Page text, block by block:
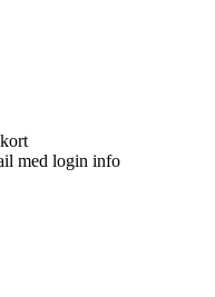
med login info